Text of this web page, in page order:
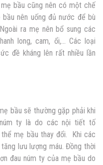
bầu cũng nên có một chế
nên uống đủ nước để bù
ra mẹ nên bổ sung các
long, cam, ổi,… Các loại
đề kháng lên rất nhiều lần
bầu sẽ thường gặp phải khi
núm ty là do các nội tiết tố
mẹ bầu thay đổi. Khi các
lưu lượng máu. Đồng thời
đau núm ty của mẹ bầu do